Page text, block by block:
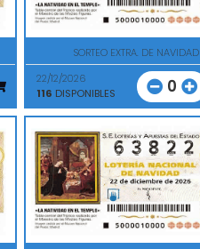
SORTEO EXTRA. DE NAVIDAD
22/12/2026
116 DISPONIBLES 0